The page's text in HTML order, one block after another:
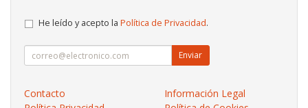
He leído y acepto la Política de Privacidad.
Enviar
Contacto
Información Legal